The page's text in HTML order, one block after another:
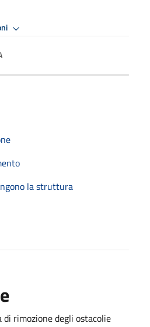
la struttura
rimozione degli ostacolie